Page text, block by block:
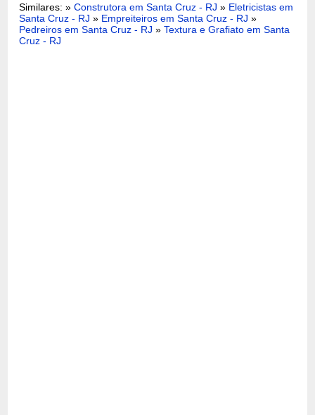
Similares: »Construtora em Santa Cruz - RJ » Eletricistas em
Santa Cruz - RJ » Empreiteiros em Santa Cruz - RJ »
Pedreiros em Santa Cruz - RJ »Textura e Grafiato em Santa
Cruz - RJ